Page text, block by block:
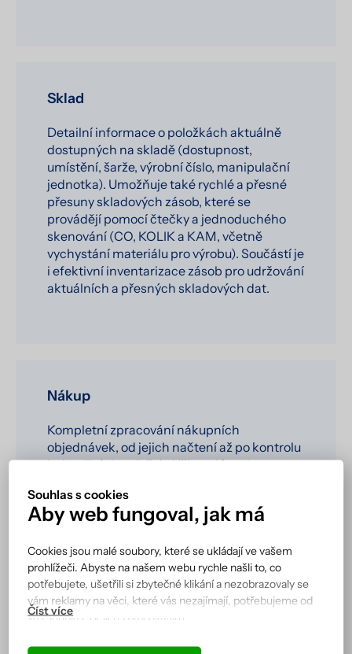
Sklad
Detailní informace o položkách aktuálně
dostupných na skladě (dostupnost,
umístění, šarže, výrobní číslo, manipulační
jednotka). Umožňuje také rychlé a přesné
přesuny skladových zásob, které se
provádějí pomocí čtečky a jednoduchého
skenování (CO, KOLIK a KAM, včetně
vychystání materiálu pro výrobu). Součástí je
i efektivní inventarizace zásob pro udržování
aktuálních a přesných skladových dat.
Nákup
Kompletní zpracování nákupních
objednávek, od jejich načtení až po kontrolu
jednotlivých položek. Uživatelé mohou
ověřovat množství i šarže a okamžitě
zapisovat údaje do systému. Tím se zrychluje
skladových dat a minimalizuje chybovost
při evidenci.
Souhlas s cookies
Aby web fungoval, jak má
Cookies jsou malé soubory, které se ukládají ve vašem
prohlížeči. Abyste na našem webu rychle našli to, co
potřebujete, ušetřili si zbytečné klikání a nezobrazovaly se
vám reklamy na věci, které vás nezajímají, potřebujeme od
vás souhlas s jejich zpracováním.
Podle cookies vás náš web totiž pozná a zobrazí se vám tak,